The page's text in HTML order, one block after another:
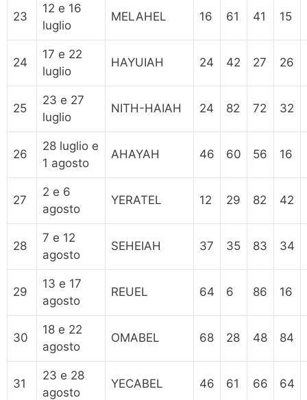
23
12 e 16
luglio
MELAHEL 16 61 41 15
24
17 e 22
luglio
HAYUIAH 24 42 27 26
25
23 e 27
luglio
NITH-HAIAH 24 82 72 32
26
28 luglio e
1 agosto
AHAYAH 46 60 56 16
27
2 e 6
agosto
YERATEL 12 29 82 42
28
7 e 12
agosto
SEHEIAH 37 35 83 34
29
13 e 17
agosto
REUEL 64 6 86 16
30
18 e 22
agosto
OMABEL 68 28 48 84
31
23 e 28
agosto
YECABEL 46 61 66 64